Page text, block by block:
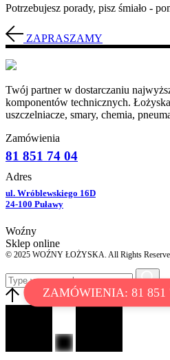
ZAMÓWIENIA: 81 851
Potrzebujesz porady, pisz śmiało -
ZAPRASZAMY
Twój partner w dostarczaniu
komponentów technicznych.
uszczelniacze, smary, chemia,
Zamówienia
81 851 74 04
Adres
ul. Wróblewskiego 16D
24-100 Puławy
Woźny
Sklep online
© 2025 WOŹNY ŁOŻYSKA. All Rights